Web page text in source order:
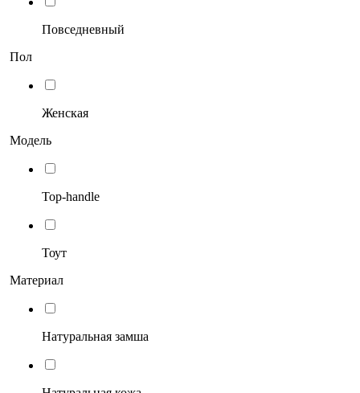
Повседневный
Пол
Женская
Модель
Top-handle
Тоут
Материал
Натуральная замша